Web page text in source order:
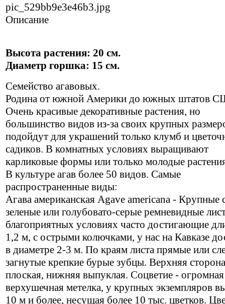
pic_529bb9e3e46b3.jpg
Описание
Высота растения: 20 см.
Диаметр горшка: 15 см.
Семейство агавовых.
Родина от южной Америки до южных штатов
Очень красивые декоративные растения, но
большинство видов из-за своих крупных
подойдут для украшений только клумб и
садиков. В комнатных условиях выращивают
карликовые формы или только молодые
В культуре агав более 50 видов. Самые
распространенные виды:
Агава американская Agave americana - Крупные
зеленые или голубовато-серые ремневидные
благоприятных условиях часто достигающие
1,2 м, с острыми колючками, у нас на Кавказе
в диаметре 2-3 м. По краям листа прямые или
загнутые крепкие бурые зубцы. Верхняя
плоская, нижняя выпуклая. Соцветие - огромная
верхушечная метелка, у крупных экземпляров
10 м и более, несущая более 10 тыс. цветков.